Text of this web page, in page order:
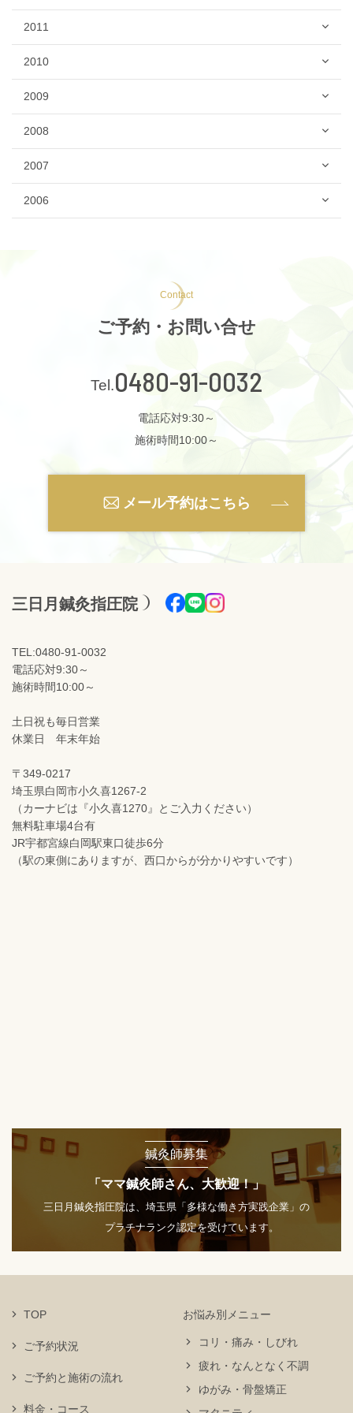
2011
2010
2009
2008
2007
2006
Contact
ご予約・お問い合せ
0480-91-0032
電話応対9:30～
施術時間10:00～
メール予約はこちら
三日月鍼灸指圧院
TEL:0480-91-0032
電話応対9:30～
施術時間10:00～
土日祝も毎日営業
休業日 年末年始
〒349-0217
埼玉県白岡市小久喜1267-2
（カーナビは『小久喜1270』とご入力ください）
無料駐車場4台有
JR宇都宮線白岡駅東口徒歩6分
（駅の東側にありますが、西口からが分かりやすいです）
鍼灸師募集
「ママ鍼灸師さん、大歓迎！」
三日月鍼灸指圧院は、埼玉県「多様な働き方実践企業」の
プラチナランク認定を受けています。
TOP
ご予約状況
お悩み別メニュー
コリ・痛み・しびれ
疲れ・なんとなく不調
ゆがみ・骨盤矯正
ご予約と施術の流れ
料金・コース